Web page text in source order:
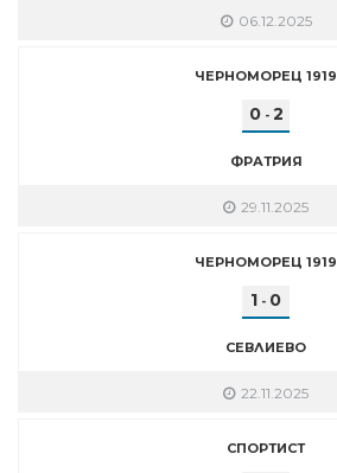
06.12.2025
ЧЕРНОМОРЕЦ 1919
0- 2
ФРАТРИЯ
29.11.2025
ЧЕРНОМОРЕЦ 1919
1 - 0
СЕВЛИЕВО
22.11.2025
СПОРТИСТ